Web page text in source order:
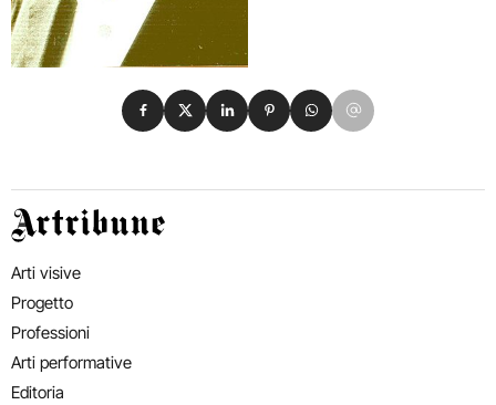
Condividi su Facebook
Condividi su X
Condividi su LinkedIn
Condividi su Pinterest
Condividi su WhatsApp
Condividi su Email
Artribune
Arti visive
Progetto
Professioni
Arti performative
Editoria